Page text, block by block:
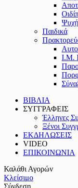
Παιδικά
Ι.Μ.
ΒΙΒΛΙΑ
ΣΥΓΓΡΑΦΕΙΣ
Έλληνες
Ξένοι
ΕΚΔΗΛΩΣΕΙΣ
VIDEO
ΕΠΙΚΟΙΝΩΝΙΑ
Καλάθι Αγορών
Κλείσιμο
Σύνδεση